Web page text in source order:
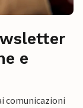
e
comunicazioni